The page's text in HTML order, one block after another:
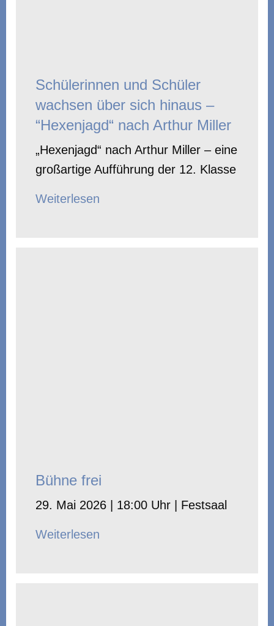
Schülerinnen und Schüler
wachsen über sich hinaus –
“Hexenjagd“ nach Arthur Miller
„Hexenjagd“ nach Arthur Miller – eine
großartige Aufführung der 12. Klasse
Weiterlesen
Bühne frei
29. Mai 2026 | 18:00 Uhr | Festsaal
Weiterlesen